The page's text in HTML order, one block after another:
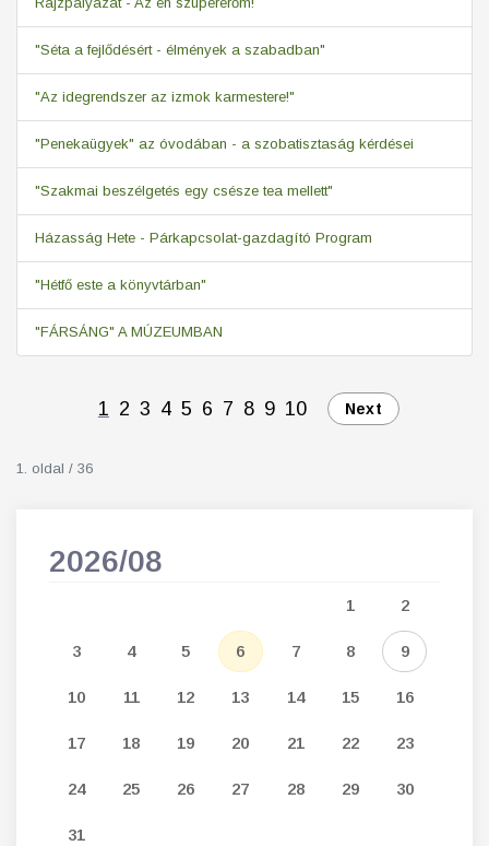
"Séta a fejlődésért - élmények a szabadban"
"Az idegrendszer az izmok karmestere!"
"Penekaügyek" az óvodában - a szobatisztaság kérdései
"Szakmai beszélgetés egy csésze tea mellett"
Házasság Hete - Párkapcsolat-gazdagító Program
"Hétfő este a könyvtárban"
"FÁRSÁNG" A MÚZEUMBAN
1 2 3 4 5 6 7 8 9 10 Next
1. oldal / 36
2026/08
1 2
3 4 5 6 7 8 9
10 11 12 13 14 15 16
17 18 19 20 21 22 23
24 25 26 27 28 29 30
31